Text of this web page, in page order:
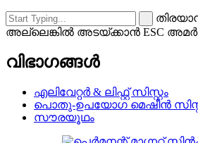
അല്ലെങ്കിൽ അടയ്ക്കാൻ ESC
വിഭാഗങ്ങൾ
എലിവേറ്റർ & ലിഫ്റ്റ് സിസ്റ്റം
പൊതു-ഉപയോഗ മെഷീൻ
സൗരയൂഥം